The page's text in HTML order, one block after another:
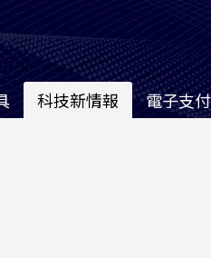
科技新情報 電子支付